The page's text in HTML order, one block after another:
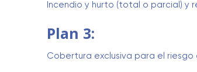
Incendio y hurto (total o parcial) y
Plan 3:
Cobertura exclusiva para el riesgo